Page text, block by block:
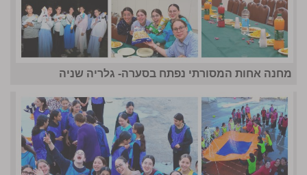
מחנה אחות המסורתי נפתח בסערה- גלריה שניה